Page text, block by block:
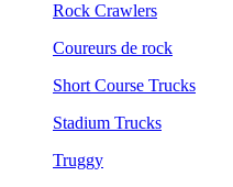
Rock Crawlers
Coureurs de rock
Short Course Trucks
Stadium Trucks
Truggy